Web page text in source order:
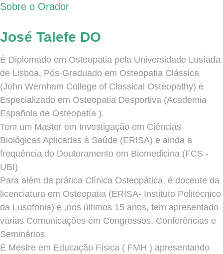
Sobre o Orador
José Talefe DO
É Diplomado em Osteopatia pela Universidade Lusíada
de Lisboa, Pós-Graduado em Osteopatia Clássica
(John Wernham College of Classical Osteopathy) e
Especializado em Osteopatia Desportiva (Academia
Española de Osteopatía ).
Tem um Master em Investigação em Ciências
Biológicas Aplicadas à Saúde (ERISA) e ainda a
frequência do Doutoramento em Biomedicina (FCS -
UBI)
Para além da prática Clínica Osteopática, é docente da
licenciatura em Osteopatia (ERISA- Instituto Politécnico
da Lusofonia) e ,nos últimos 15 anos, tem apresentado
várias Comunicações em Congressos, Conferências e
Seminários.
É Mestre em Educação Física ( FMH ) apresentando